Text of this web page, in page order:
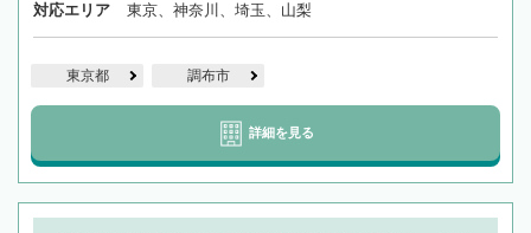
対応エリア 東京、神奈川、埼玉、山梨
東京都 調布市
詳細を見る